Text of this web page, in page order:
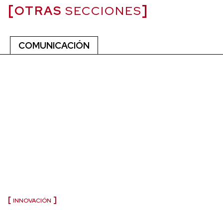
OTRAS SECCIONES
COMUNICACIÓN
INNOVACIÓN